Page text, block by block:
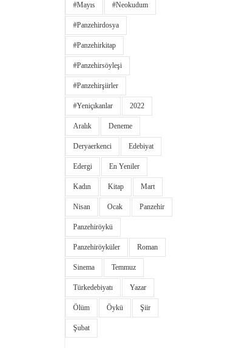
#Mayıs #neokudum
#panzehirdosya
#panzehirkitap
#panzehirsöyleşi
#panzehirşiirler
#yeniçıkanlar 2022
Aralık Deneme
Deryaerkenci Edebiyat
Edergi En Yeniler
Kadın Kitap Mart
Nisan Ocak Panzehir
Panzehiröykü
Panzehiröyküler Roman
Sinema Temmuz
Türkedebiyatı Yazar
Ölüm Öykü Şiir
Şubat